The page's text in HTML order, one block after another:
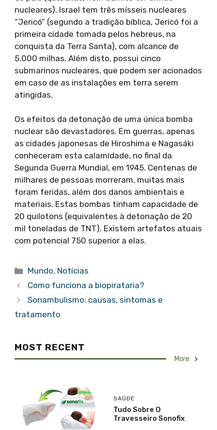
nucleares). Israel tem três mísseis nucleares
“Jericó” (segundo a tradição bíblica, Jericó foi a
primeira cidade tomada pelos hebreus, na
conquista da Terra Santa), com alcance de
5.000 milhas. Além disto, possui cinco
submarinos nucleares, que podem ser acionados
em caso de as instalações em terra serem
atingidas.
Os efeitos da detonação de uma única bomba
nuclear são devastadores. Em guerras, apenas
as cidades japonesas de Hiroshima e Nagasáki
conheceram esta calamidade, no final da
Segunda Guerra Mundial, em 1945. Centenas de
milhares de pessoas morreram, muitas mais
foram feridas, além dos danos ambientais e
materiais. Estas bombas tinham capacidade de
20 quilotons (equivalentes à detonação de 20
mil toneladas de TNT). Existem artefatos atuais
com potencial 750 superior a elas.
Categorias
Mundo, Notícias
Como funciona a biopirataria?
Sonambulismo: causas, sintomas e
tratamento
MOST RECENT
More
SAÚDE
Tudo Sobre O
Travesseiro Sonofix